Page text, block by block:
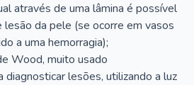
através de uma lâmina é possível
da pele (se ocorre em vasos
a uma hemorragia);
Wood, muito usado
diagnosticar lesões, utilizando a luz